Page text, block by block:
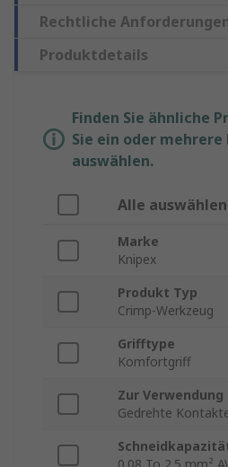
Rechtliche
Produktdetails
Finden Sie ähnliche
Sie ein oder
auswählen.
Alle auswählen
Marke
Knipex
Produkt Typ
Crimp-Werkzeug
Grifftype
Komfortgriff
Zur
Gedrehte